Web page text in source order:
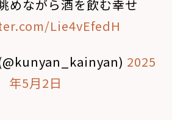
めながら酒を飲む幸せ
Lie4vEfedH
2025
年5月2日